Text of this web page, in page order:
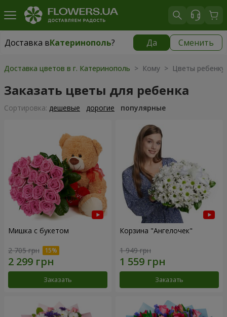
Доставка вКатеринополь? Да Сменить
Доставка вКатеринополь|
Доставка цветов в г. Катеринополь > Кому > Цветы ребенку
Заказать цветы для ребенка
Cортировка: дешевые дорогие популярные
Мишка с букетом
2 705 грн
Заказать
Корзина "Ангелочек"
1 949 грн
Заказать